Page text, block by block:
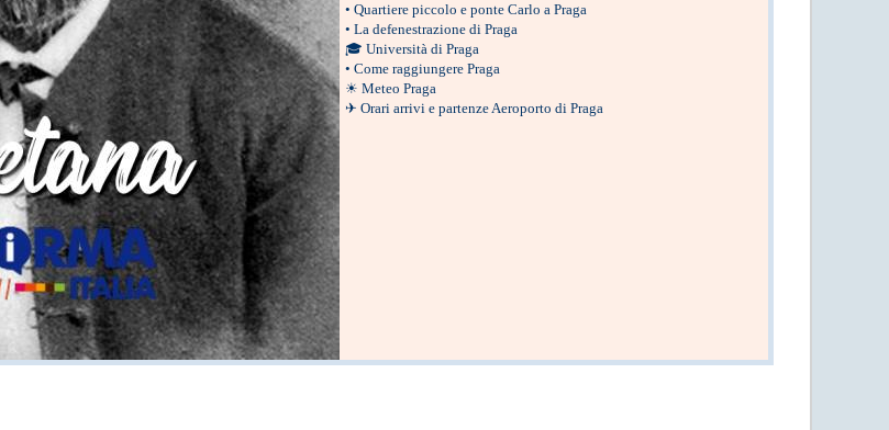
• Quartiere piccolo e ponte Carlo a Praga
• La defenestrazione di Praga
🎓 Università di Praga
• Come raggiungere Praga
☀ Meteo Praga
✈ Orari arrivi e partenze Aeroporto di Praga